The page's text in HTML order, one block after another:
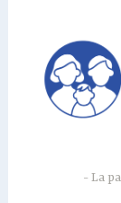
contenu
principal
La